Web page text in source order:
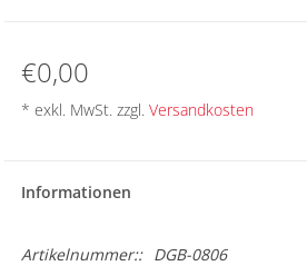
€0,00
* exkl. MwSt. zzgl. Versandkosten
Informationen
Artikelnummer::
DGB-0806